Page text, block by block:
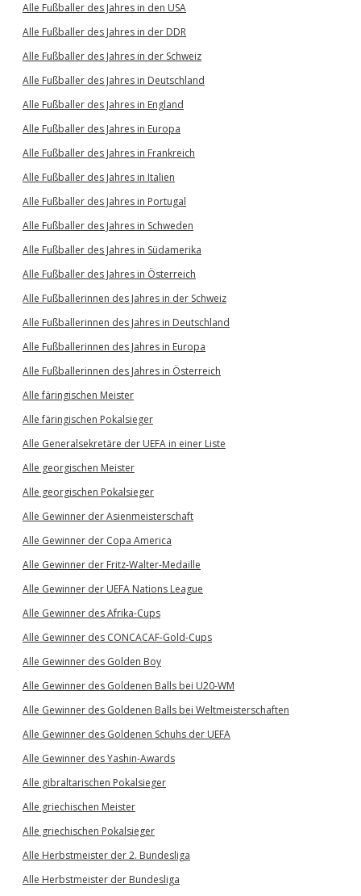
Alle Fußballer des Jahres in den USA
Alle Fußballer des Jahres in der DDR
Alle Fußballer des Jahres in der Schweiz
Alle Fußballer des Jahres in Deutschland
Alle Fußballer des Jahres in England
Alle Fußballer des Jahres in Europa
Alle Fußballer des Jahres in Frankreich
Alle Fußballer des Jahres in Italien
Alle Fußballer des Jahres in Portugal
Alle Fußballer des Jahres in Schweden
Alle Fußballer des Jahres in Südamerika
Alle Fußballer des Jahres in Österreich
Alle Fußballerinnen des Jahres in der Schweiz
Alle Fußballerinnen des Jahres in Deutschland
Alle Fußballerinnen des Jahres in Europa
Alle Fußballerinnen des Jahres in Österreich
Alle färingischen Meister
Alle färingischen Pokalsieger
Alle Generalsekretäre der UEFA in einer Liste
Alle georgischen Meister
Alle georgischen Pokalsieger
Alle Gewinner der Asienmeisterschaft
Alle Gewinner der Copa America
Alle Gewinner der Fritz-Walter-Medaille
Alle Gewinner der UEFA Nations League
Alle Gewinner des Afrika-Cups
Alle Gewinner des CONCACAF-Gold-Cups
Alle Gewinner des Golden Boy
Alle Gewinner des Goldenen Balls bei U20-WM
Alle Gewinner des Goldenen Balls bei Weltmeisterschaften
Alle Gewinner des Goldenen Schuhs der UEFA
Alle Gewinner des Yashin-Awards
Alle gibraltarischen Pokalsieger
Alle griechischen Meister
Alle griechischen Pokalsieger
Alle Herbstmeister der 2. Bundesliga
Alle Herbstmeister der Bundesliga